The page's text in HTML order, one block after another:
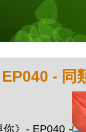
EP040 - 同
》- EP040 -